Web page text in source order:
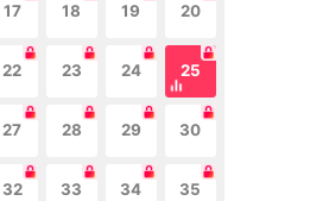
17 18 19 20
22 23 24 25
27 28 29 30
32 33 34 35